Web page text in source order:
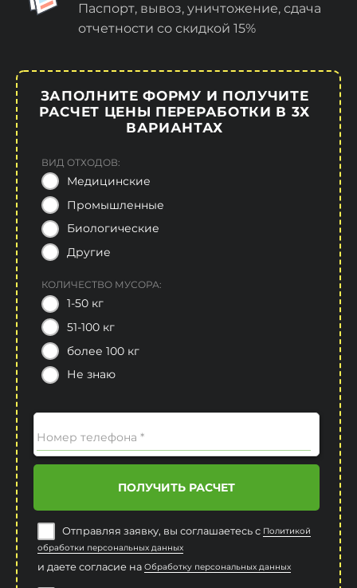
Паспорт, вывоз, уничтожение, сдача
отчетности со скидкой 15%
ЗАПОЛНИТЕ ФОРМУ И ПОЛУЧИТЕ
РАСЧЕТ ЦЕНЫ ПЕРЕРАБОТКИ В 3Х
ВАРИАНТАХ
ВИД ОТХОДОВ:
Медицинские
Промышленные
Биологические
Другие
КОЛИЧЕСТВО МУСОРА:
1-50 кг
51-100 кг
более 100 кг
Не знаю
Номер телефона *
ПОЛУЧИТЬ РАСЧЕТ
Отправляя заявку, вы соглашаетесь с Политикой
обработки персональных данных
и даете согласие на Обработку персональных данных